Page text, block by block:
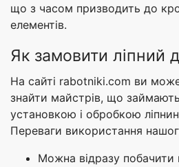
що з часом призводить до
елементів.
Як замовити ліпний
На сайті rabotniki.com ви
знайти майстрів, що
установкою і обробкою
Переваги використання
Можна відразу побачити